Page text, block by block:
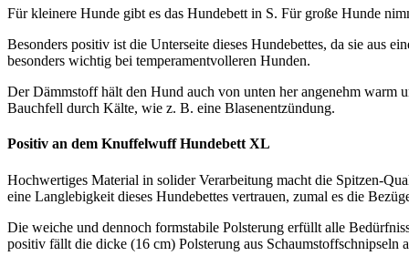
Für kleinere Hunde gibt es das Hundebett in S. Für große Hunde
Besonders positiv ist die Unterseite dieses Hundebettes, da sie aus
besonders wichtig bei temperamentvolleren Hunden.
Der Dämmstoff hält den Hund auch von unten her angenehm
Bauchfell durch Kälte, wie z. B. eine Blasenentzündung.
Positiv an dem Knuffelwuff Hundebett XL
Hochwertiges Material in solider Verarbeitung macht die Spitzen-
eine Langlebigkeit dieses Hundebettes vertrauen, zumal es die
Die weiche und dennoch formstabile Polsterung erfüllt alle
positiv fällt die dicke (16 cm) Polsterung aus